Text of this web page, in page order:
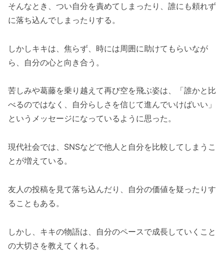
そんなとき、つい自分を責めてしまったり、誰にも頼れず
に落ち込んでしまったりする。
しかしキキは、焦らず、時には周囲に助けてもらいなが
ら、自分の心と向き合う。
苦しみや葛藤を乗り越えて再び空を飛ぶ姿は、「誰かと比
べるのではなく、自分らしさを信じて進んでいけばいい」
というメッセージになっているように思った。
現代社会では、SNSなどで他人と自分を比較してしまうこ
とが増えている。
友人の投稿を見て落ち込んだり、自分の価値を疑ったりす
ることもある。
しかし、キキの物語は、自分のペースで成長していくこと
の大切さを教えてくれる。